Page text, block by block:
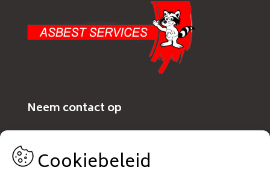
Cookiebeleid
Neem contact op
Info@asbestservices.be